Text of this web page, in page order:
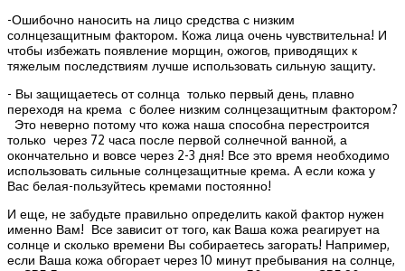
-Ошибочно наносить на лицо средства с низким
солнцезащитным фактором. Кожа лица очень чувствительна! И
чтобы избежать появление морщин, ожогов, приводящих к
тяжелым последствиям лучше использовать сильную защиту.
- Вы защищаетесь от солнца только первый день, плавно
переходя на крема с более низким солнцезащитным фактором?
Это неверно потому что кожа наша способна перестроится
только через 72 часа после первой солнечной ванной, а
окончательно и вовсе через 2-3 дня! Все это время необходимо
использовать сильные солнцезащитные крема. А если кожа у
Вас белая-пользуйтесь кремами постоянно!
И еще, не забудьте правильно определить какой фактор нужен
именно Вам! Все зависит от того, как Ваша кожа реагирует на
солнце и сколько времени Вы собираетесь загорать! Например,
если Ваша кожа обгорает через 10 минут пребывания на солнце,